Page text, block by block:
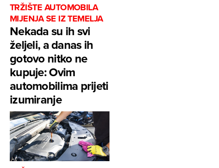
TRŽIŠTE AUTOMOBILA
MIJENJA SE IZ TEMELJA
Nekada su ih svi
željeli, a danas ih
gotovo nitko ne
kupuje: Ovim
automobilima prijeti
izumiranje